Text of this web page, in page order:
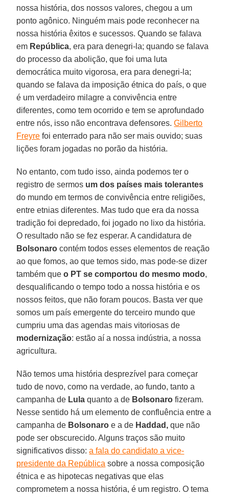
nossa história, dos nossos valores, chegou a um
ponto agônico. Ninguém mais pode reconhecer na
nossa história êxitos e sucessos. Quando se falava
em República, era para denegri-la; quando se falava
do processo da abolição, que foi uma luta
democrática muito vigorosa, era para denegri-la;
quando se falava da imposição étnica do país, o que
é um verdadeiro milagre a convivência entre
diferentes, como tem ocorrido e tem se aprofundado
entre nós, isso não encontrava defensores.Gilberto
Freyre foi enterrado para não ser mais ouvido; suas
lições foram jogadas no porão da história.
No entanto, com tudo isso, ainda podemos ter o
registro de sermos um dos países mais tolerantes
do mundo em termos de convivência entre religiões,
entre etnias diferentes. Mas tudo que era da nossa
tradição foi depredado, foi jogado no lixo da história.
O resultado não se fez esperar. A candidatura de
Bolsonaro contém todos esses elementos de reação
ao que fomos, ao que temos sido, mas pode-se dizer
também queo PT se comportou do mesmo modo,
desqualificando o tempo todo a nossa história e os
nossos feitos, que não foram poucos. Basta ver que
somos um país emergente do terceiro mundo que
cumpriu uma das agendas mais vitoriosas de
modernização: estão aí a nossa indústria, a nossa
agricultura.
Não temos uma história desprezível para começar
tudo de novo, como na verdade, ao fundo, tanto a
campanha de Lula quanto a de Bolsonaro fizeram.
Nesse sentido há um elemento de confluência entre a
campanha de Bolsonaro e a de Haddad, que não
pode ser obscurecido. Alguns traços são muito
significativos disso:a fala do candidato a vice-
presidente da República sobre a nossa composição
étnica e as hipotecas negativas que elas
comprometem a nossa história, é um registro. O tema